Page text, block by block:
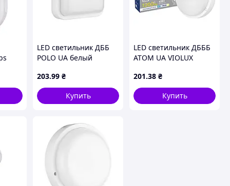
LED светильник ДББ
POLO UA белый
203.99 ₴
Купить
LED светильник ДБББ
ATOM UA VIOLUX
201.38 ₴
Купить